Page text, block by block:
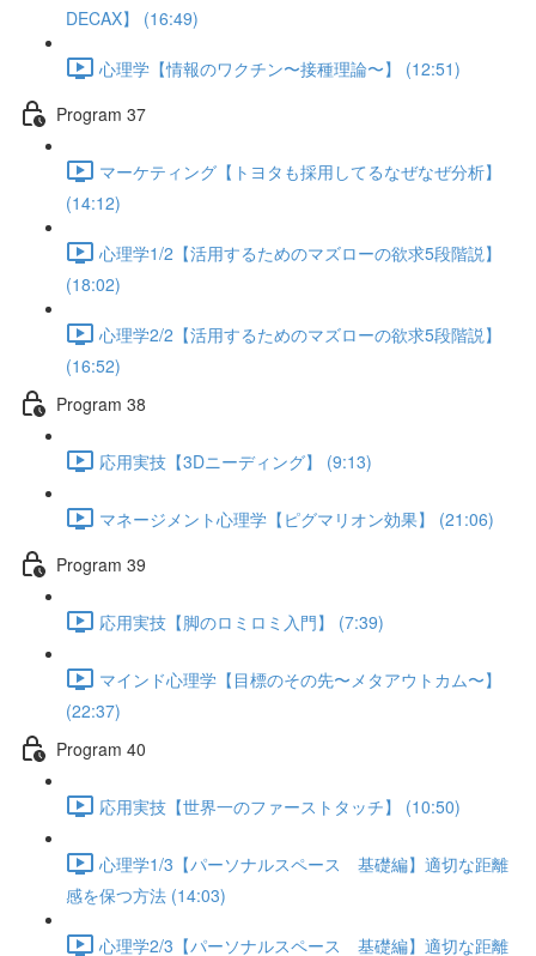
DECAX】 (16:49)
心理学【情報のワクチン〜接種理論〜】 (12:51)
Program 37
マーケティング【トヨタも採用してるなぜなぜ分析】
(14:12)
心理学1/2【活用するためのマズローの欲求5段階説】
(18:02)
心理学2/2【活用するためのマズローの欲求5段階説】
(16:52)
Program 38
応用実技【3Dニーディング】 (9:13)
マネージメント心理学【ピグマリオン効果】 (21:06)
Program 39
応用実技【脚のロミロミ入門】 (7:39)
マインド心理学【目標のその先〜メタアウトカム〜】
(22:37)
Program 40
応用実技【世界一のファーストタッチ】 (10:50)
心理学1/3【パーソナルスペース 基礎編】適切な距離
感を保つ方法 (14:03)
心理学2/3【パーソナルスペース 基礎編】適切な距離